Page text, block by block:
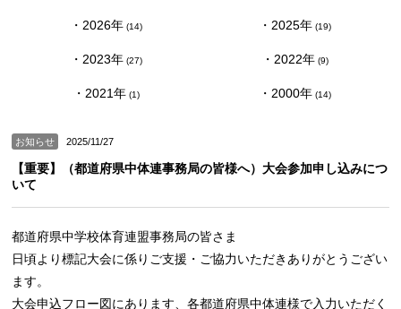
2026 (14) 2025 (19)
2023 (27) 2022 (9)
2021 (1) 2000 (14)
お知らせ 2025/11/27
【重要】（都道府県中体連事務局の皆様へ）大会参加申し込みにつ
いて
都道府県中学校体育連盟事務局の皆さま
日頃より標記大会に係りご支援・ご協力いただきありがとうござい
ます。
大会申込フロー図にあります、各都道府県中体連様で入力いただく